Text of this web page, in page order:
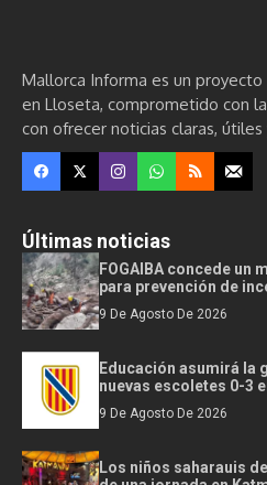
Mallorca Informa es un
en Lloseta, comprometido con
con ofrecer noticias claras, útiles
Últimas noticias
FOGAIBA concede un
para prevención de
9 De Agosto De 2026
Educación asumirá la
nuevas escoletes 0-3
9 De Agosto De 2026
Los niños saharauis